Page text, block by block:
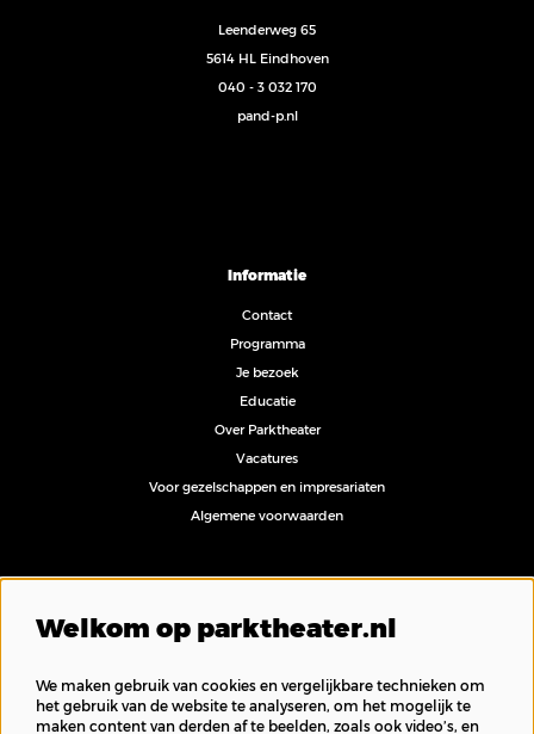
Leenderweg 65
5614 HL Eindhoven
040 - 3 032 170
pand-p.nl
Informatie
Contact
Programma
Je bezoek
Educatie
Over Parktheater
Vacatures
Voor gezelschappen en impresariaten
Algemene voorwaarden
Welkom op parktheater.nl
We maken gebruik van cookies en vergelijkbare technieken om
het gebruik van de website te analyseren, om het mogelijk te
maken content van derden af te beelden, zoals ook video’s, en